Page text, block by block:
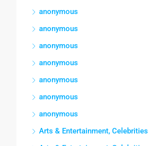
anonymous
anonymous
anonymous
anonymous
anonymous
anonymous
anonymous
Arts & Entertainment, Celebrities